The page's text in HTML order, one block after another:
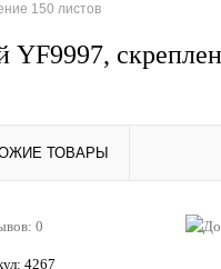
150 листов
YF9997,
ТОВАРЫ
0
4267